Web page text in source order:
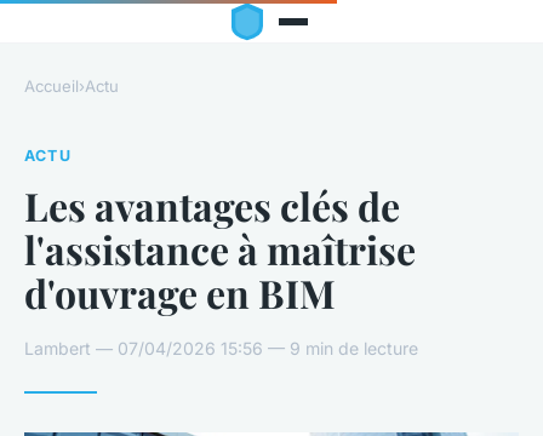
Accueil›Actu
ACTU
Les avantages clés de
l'assistance à maîtrise
d'ouvrage en BIM
Lambert — 07/04/2026 15:56 — 9 min de lecture